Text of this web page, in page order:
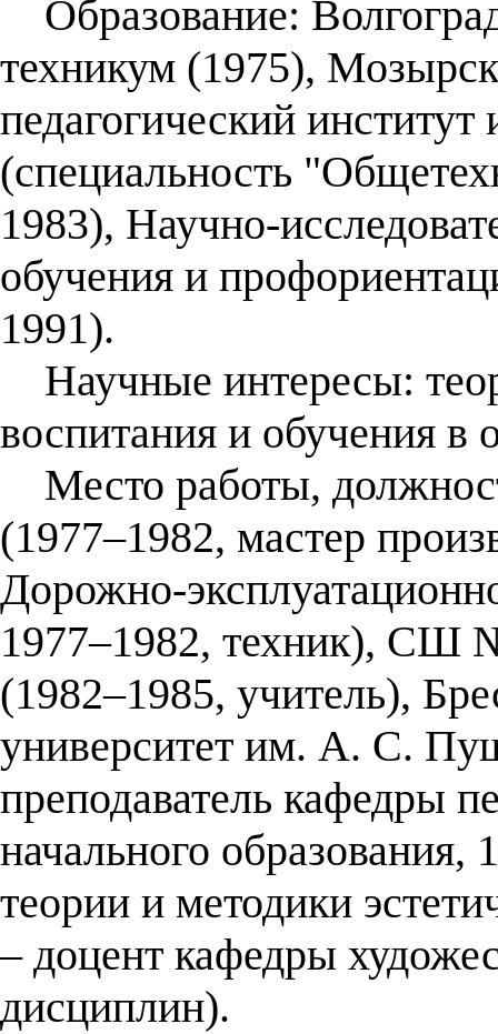
Образование:
техникум (1975),
педагогический
(специальность
1983), Научно-
обучения и
1991).
Научные интересы:
воспитания и обучения в
Место работы,
(1977–1982, мастер
Дорожно-
1977–1982, техник), СШ
(1982–1985, учитель),
университет им. А. С.
преподаватель кафедры
начального
теории и методики
– доцент кафедры
дисциплин).